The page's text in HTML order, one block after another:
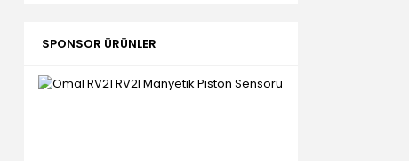
SPONSOR ÜRÜNLER